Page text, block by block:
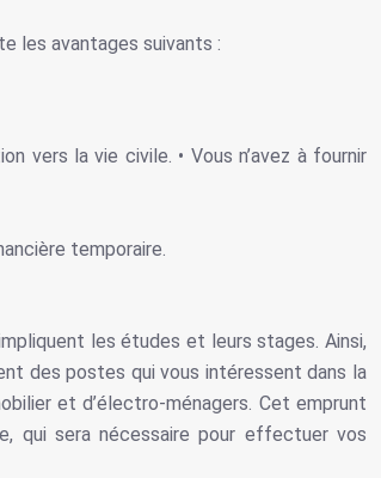
les avantages suivants :
vers la vie civile. • Vous n’avez à fournir
temporaire.
les études et leurs stages. Ainsi,
des postes qui vous intéressent dans la
et d’électro-ménagers. Cet emprunt
qui sera nécessaire pour effectuer vos